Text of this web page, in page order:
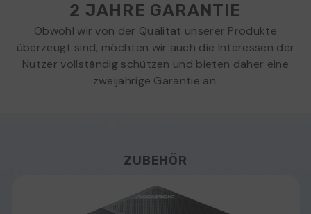
2 JAHRE GARANTIE
Obwohl wir von der Qualität unserer Produkte
überzeugt sind, möchten wir auch die Interessen der
Nutzer vollständig schützen und bieten daher eine
zweijährige Garantie an.
ZUBEHÖR